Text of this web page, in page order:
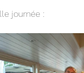
journée :